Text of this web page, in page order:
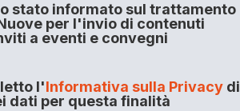
stato informato sul trattamento
per l'invio di contenuti
a eventi e convegni
l'Informativa sulla Privacydi
dati per questa finalità